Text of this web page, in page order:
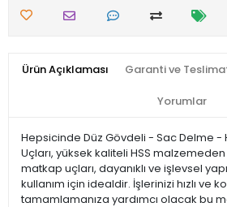
Ürün Açıklaması Garanti ve
Yorumlar
Hepsicinde Düz Gövdeli - Sac Delme -
Uçları, yüksek kaliteli HSS
matkap uçları, dayanıklı ve işlevsel
kullanım için idealdir. İşlerinizi hızlı ve
tamamlamanıza yardımcı olacak bu